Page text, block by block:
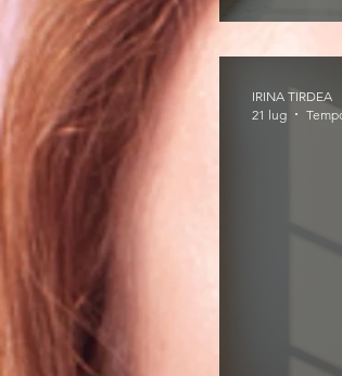
IRINA TIRDEA
21 lug